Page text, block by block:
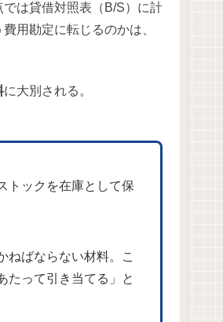
は貸借対照表（B/S）に計
用勘定に転じるのかは、
に大別される。
トックを在庫として保
ねばならない材料。こ
たって引き当てる」と